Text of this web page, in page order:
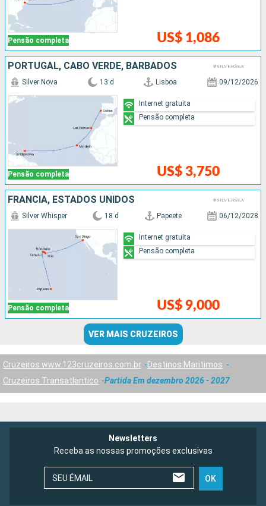
Pensão completa US$ 1,086
PORTUGAL, CABO VERDE, BARBADOS
Pensão completa
Silver Nova 13 d Lisboa 09/12/2026
US$ 3,750
Internet gratuita
Pensão completa
FRANCIA, ESTADOS UNIDOS
Pensão completa
Silver Whisper 18 d Papeete 06/12/2028
US$ 9,000
Internet gratuita
Pensão completa
VER MAIS CRUZEIROS
Cruzeiros www.123cruzeiros.com.br
Destinos Maritimos
Cruzeiros Transatlantico
Partida Em dezembro 2026 - 2027
Newsletters
Receba as nossas promoções exclusivas
SEU ÉMAIL OK